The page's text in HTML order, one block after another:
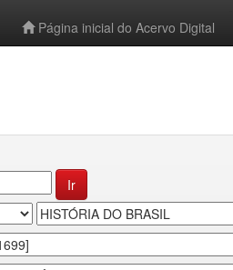
Página inicial do Acervo Digital